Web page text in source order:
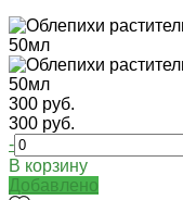
300 руб.
300 руб.
-
В корзину
Добавлено